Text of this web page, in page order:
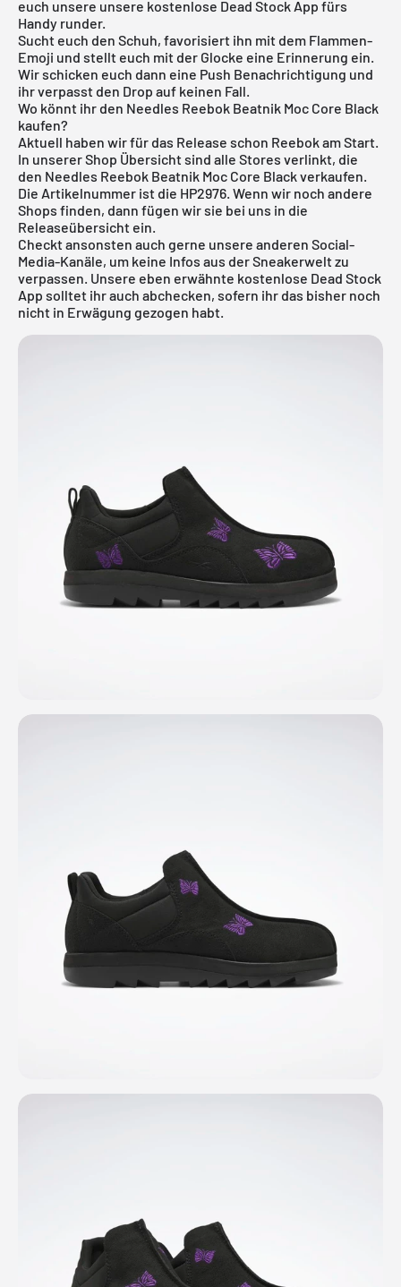
euch unsere unsere kostenlose Dead Stock App fürs
Handy runder.
Sucht euch den Schuh, favorisiert ihn mit dem Flammen-
Emoji und stellt euch mit der Glocke eine Erinnerung ein.
Wir schicken euch dann eine Push Benachrichtigung und
ihr verpasst den Drop auf keinen Fall.
Wo könnt ihr den Needles Reebok Beatnik Moc Core Black
kaufen?
Aktuell haben wir für das Release schon Reebok am Start.
In unserer Shop Übersicht sind alle Stores verlinkt, die
den Needles Reebok Beatnik Moc Core Black verkaufen.
Die Artikelnummer ist die HP2976. Wenn wir noch andere
Shops finden, dann fügen wir sie bei uns in die
Releaseübersicht ein.
Checkt ansonsten auch gerne unsere anderen Social-
Media-Kanäle, um keine Infos aus der Sneakerwelt zu
verpassen. Unsere eben erwähnte kostenlose Dead Stock
App solltet ihr auch abchecken, sofern ihr das bisher noch
nicht in Erwägung gezogen habt.